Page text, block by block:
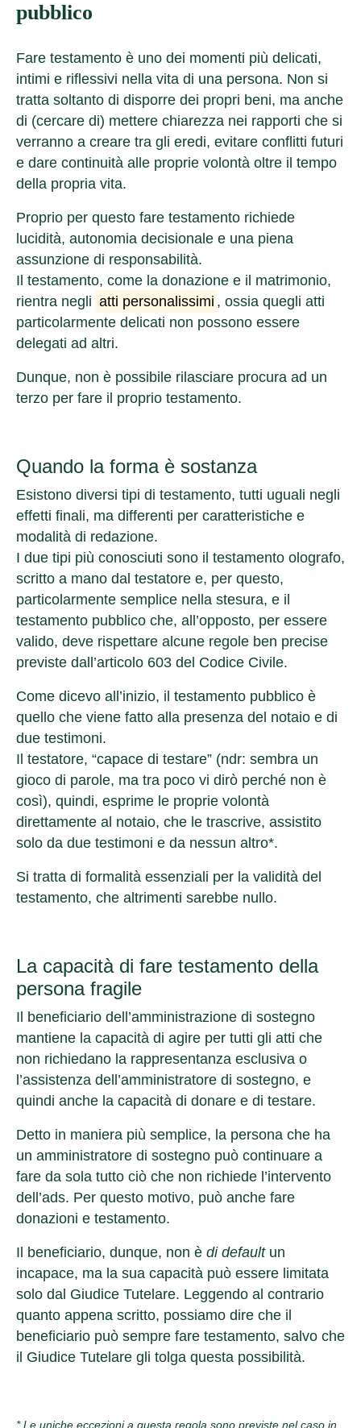
pubblico
Fare testamento è uno dei momenti più delicati,
intimi e riflessivi nella vita di una persona. Non si
tratta soltanto di disporre dei propri beni, ma anche
di (cercare di) mettere chiarezza nei rapporti che si
verranno a creare tra gli eredi, evitare conflitti futuri
e dare continuità alle proprie volontà oltre il tempo
della propria vita.
Proprio per questo fare testamento richiede
lucidità, autonomia decisionale e una piena
assunzione di responsabilità.
Il testamento, come la donazione e il matrimonio,
rientra negli atti personalissimi , ossia quegli atti
particolarmente delicati non possono essere
delegati ad altri.
Dunque, non è possibile rilasciare procura ad un
terzo per fare il proprio testamento.
Quando la forma è sostanza
Esistono diversi tipi di testamento, tutti uguali negli
effetti finali, ma differenti per caratteristiche e
modalità di redazione.
I due tipi più conosciuti sono il testamento olografo,
scritto a mano dal testatore e, per questo,
particolarmente semplice nella stesura, e il
testamento pubblico che, all’opposto, per essere
valido, deve rispettare alcune regole ben precise
previste dall’articolo 603 del Codice Civile.
Come dicevo all’inizio, il testamento pubblico è
quello che viene fatto alla presenza del notaio e di
due testimoni.
Il testatore, “capace di testare” (ndr: sembra un
gioco di parole, ma tra poco vi dirò perché non è
così), quindi, esprime le proprie volontà
direttamente al notaio, che le trascrive, assistito
solo da due testimoni e da nessun altro*.
Si tratta di formalità essenziali per la validità del
testamento, che altrimenti sarebbe nullo.
La capacità di fare testamento della
persona fragile
Il beneficiario dell’amministrazione di sostegno
mantiene la capacità di agire per tutti gli atti che
non richiedano la rappresentanza esclusiva o
l’assistenza dell’amministratore di sostegno, e
quindi anche la capacità di donare e di testare.
Detto in maniera più semplice, la persona che ha
un amministratore di sostegno può continuare a
fare da sola tutto ciò che non richiede l’intervento
dell’ads. Per questo motivo, può anche fare
donazioni e testamento.
Il beneficiario, dunque, non è di defaultun
incapace, ma la sua capacità può essere limitata
solo dal Giudice Tutelare. Leggendo al contrario
quanto appena scritto, possiamo dire che il
beneficiario può sempre fare testamento, salvo che
il Giudice Tutelare gli tolga questa possibilità.
* Le uniche eccezioni a questa regola sono previste nel caso in